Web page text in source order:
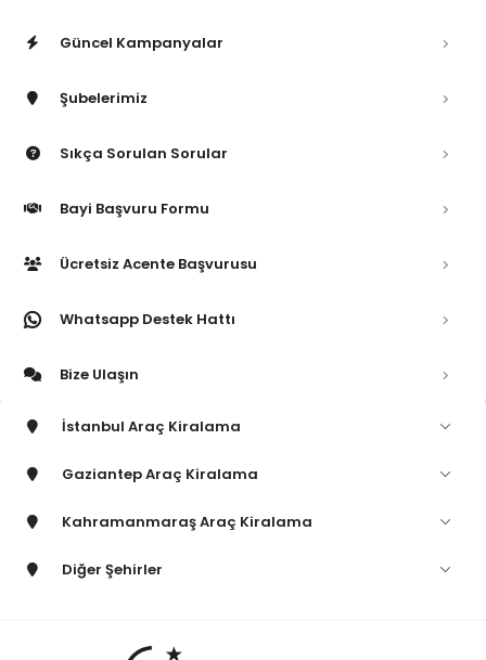
Güncel Kampanyalar
Şubelerimiz
Sıkça Sorulan Sorular
Bayi Başvuru Formu
Ücretsiz Acente Başvurusu
Whatsapp Destek Hattı
Bize Ulaşın
İstanbul Araç Kiralama
Gaziantep Araç Kiralama
Kahramanmaraş Araç Kiralama
Diğer Şehirler